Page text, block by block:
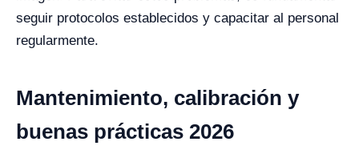
seguir protocolos establecidos y capacitar al personal
regularmente.
Mantenimiento, calibración y
buenas prácticas 2026